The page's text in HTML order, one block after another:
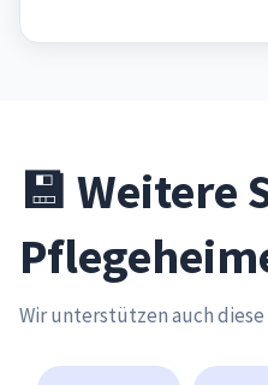
💾 Weitere
Wir unterstützen auch